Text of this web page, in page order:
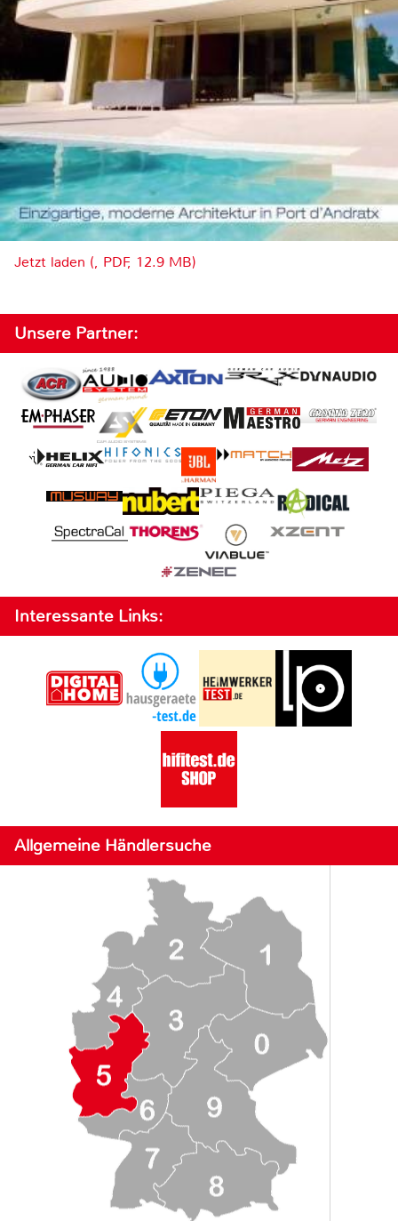
Jetzt laden (, PDF, 12.9 MB)
Unsere Partner:
Interessante Links:
Allgemeine Händlersuche